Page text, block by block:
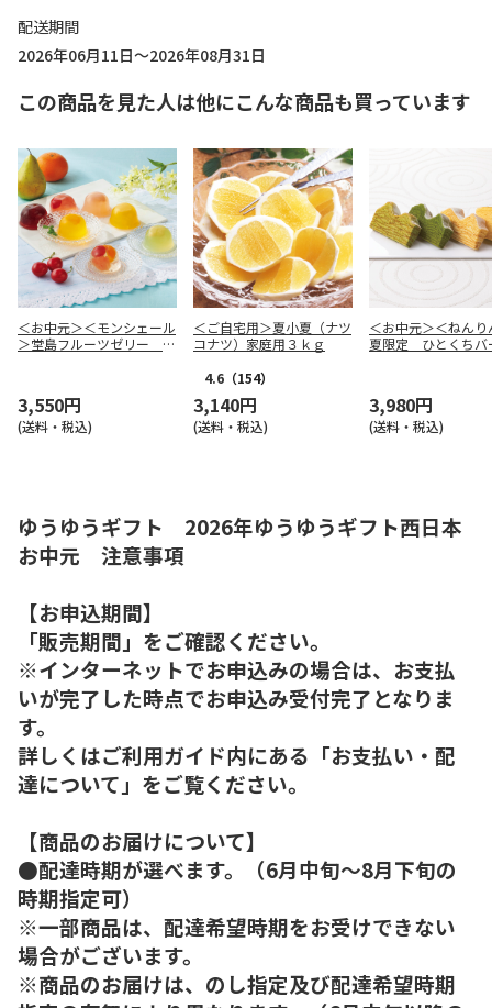
配送期間
2026年06月11日～2026年08月31日
この商品を見た人は他にこんな商品も買っています
＜お中元＞＜モンシェール
＞堂島フルーツゼリー ９
3,550円
(送料・税込)
＜ご自宅用＞夏小夏（ナツ
コナツ）家庭用３ｋｇ
4.6 （154）
3,140円
(送料・税込)
＜お中元＞＜ねんり
夏限定 ひとくちバ
3,980円
(送料・税込)
ゆうゆうギフト 2026年ゆうゆうギフト西日本
お中元 注意事項
【お申込期間】
「販売期間」をご確認ください。
※インターネットでお申込みの場合は、お支払
いが完了した時点でお申込み受付完了となりま
す。
詳しくはご利用ガイド内にある「お支払い・配
達について」をご覧ください。
【商品のお届けについて】
●配達時期が選べます。（6月中旬～8月下旬の
時期指定可）
※一部商品は、配達希望時期をお受けできない
場合がございます。
※商品のお届けは、のし指定及び配達希望時期